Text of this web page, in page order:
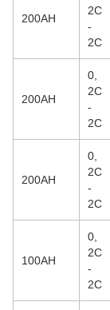
200AH
2C
-
2C
200AH
0,
2C
-
2C
200AH
0,
2C
-
2C
100AH
0,
2C
-
2C